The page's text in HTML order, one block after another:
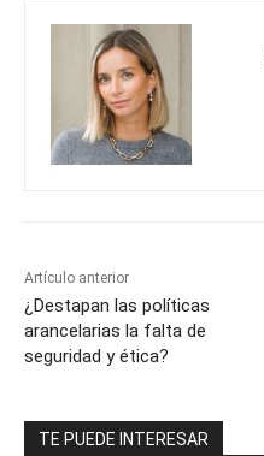
Artículo anterior
¿Destapan las políticas
arancelarias la falta de
seguridad y ética?
TE PUEDE INTERESAR